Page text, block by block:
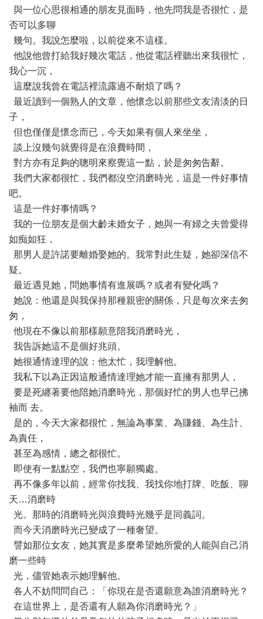
與一位心思很相通的朋友見面時，他先問我是否很忙，是
否可以多聊
幾句。我說怎麼啦，以前從來不這樣。
他說他曾打給我好幾次電話，他從電話裡聽出來我很忙，
我心一沉，
這麼說我曾在電話裡流露過不耐煩了嗎？
最近讀到一個熟人的文章，他懷念以前那些文友清淡的日
子，
但也僅僅是懷念而已，今天如果有個人來坐坐，
談上沒幾句就覺得是在浪費時間，
對方亦有足夠的聰明來察覺這一點，於是匆匆告辭。
我們大家都很忙，我們都沒空消磨時光，這是一件好事情
吧。
這是一件好事情嗎？
我的一位朋友是個大齡未婚女子，她與一有婦之夫曾愛得
如痴如狂，
那男人是許諾要離婚娶她的。我常對此生疑，她卻深信不
疑。
最近遇見她，問她事情有進展嗎？或者有變化嗎？
她說：他還是與我保持那種親密的關係，只是每次來去匆
匆，
他現在不像以前那樣願意陪我消磨時光，
我告訴她這不是個好兆頭。
她很通情達理的說：他太忙，我理解他。
我私下以為正因這般通情達理她才能一直擁有那男人，
要是死纏著要他陪她消磨時光，那個好忙的男人也早已拂
袖而 去。
是的，今天大家都很忙，無論為事業、為賺錢、為生計、
為責任，
甚至為感情，總之都很忙。
即使有一點點空，我們也寧願獨處。
再不像多年以前，經常你找我、我找你地打牌、吃飯、聊
天…消磨時
光。那時的消磨時光與浪費時光幾乎是同義詞。
而今天消磨時光已變成了一種奢望。
譬如那位女友，她其實是多麼希望她所愛的人能與自己消
磨一些時
光，儘管她表示她理解他。
各人不妨問問自己：「你現在是否還願意為誰消磨時光？
在這世界上，是否還有人願為你消磨時光？」